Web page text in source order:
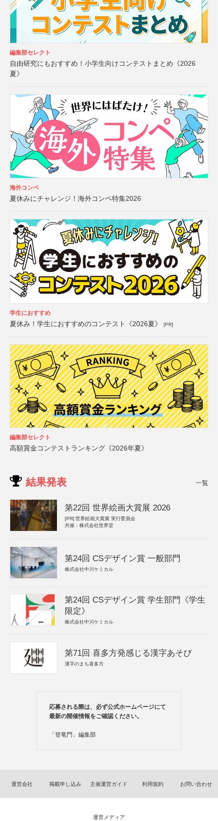
編集部セレクト
自由研究にもおすすめ！小学生向けコンテストまとめ《2026
夏》
海外コンペ
夏休みにチャレンジ！海外コンペ特集2026
学生におすすめ
夏休み！学生におすすめのコンテスト《2026夏》 [PR]
編集部セレクト
高額賞金コンテストランキング《2026年夏》
結果発表 一覧
第22回 世界絵画大賞展 2026
[PR] 世界絵画大賞展 実行委員会
共催：株式会社世界堂
第24回 CSデザイン賞 一般部門
株式会社中川ケミカル
第24回 CSデザイン賞 学生部門《学生
限定》
株式会社中川ケミカル
第71回 喜多方発感じる漢字あそび
漢字のまち喜多方
応募される際は、必ず公式ホームページにて
最新の開催情報をご確認ください。
「登竜門」編集部
運営会社 掲載申し込み 主催運営ガイド 利用規約 お問い合わせ
運営メディア